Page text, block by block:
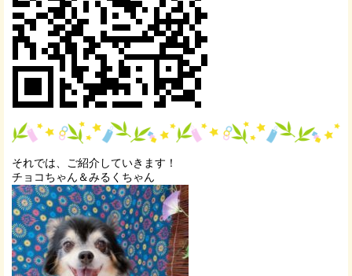
それでは、ご紹介していきます！
チョコちゃん＆みるくちゃん